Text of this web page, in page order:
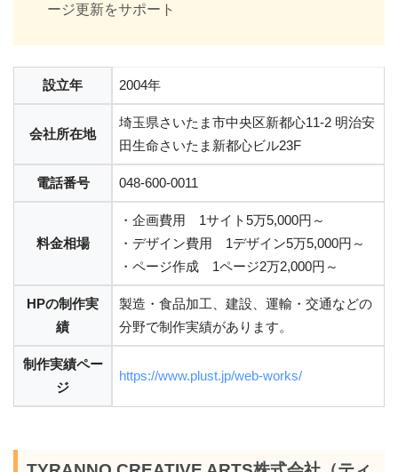
ージ更新をサポート
設立年 2004年
会社所在地
埼玉県さいたま市中央区新都心11-2 明治安
田生命さいたま新都心ビル23F
電話番号 048-600-0011
料金相場
・企画費用 1サイト5万5,000円～
・デザイン費用 1デザイン5万5,000円～
・ページ作成 1ページ2万2,000円～
HPの制作実
績
製造・食品加工、建設、運輸・交通などの
分野で制作実績があります。
制作実績ペー
ジ
https://www.plust.jp/web-works/